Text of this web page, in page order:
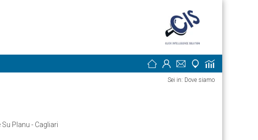
Sei in: Dove siamo
Planu - Cagliari